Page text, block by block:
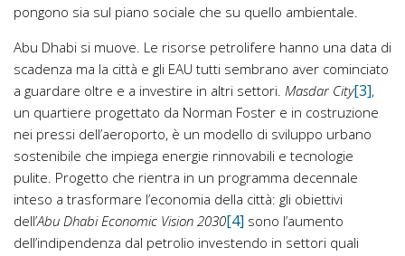
pongono sia sul piano sociale che su quello ambientale.
Abu Dhabi si muove. Le risorse petrolifere hanno una data di
scadenza ma la città e gli EAU tutti sembrano aver cominciato
a guardare oltre e a investire in altri settori. Masdar City[3],
un quartiere progettato da Norman Foster e in costruzione
nei pressi dell’aeroporto, è un modello di sviluppo urbano
sostenibile che impiega energie rinnovabili e tecnologie
pulite. Progetto che rientra in un programma decennale
inteso a trasformare l’economia della città: gli obiettivi
dell’Abu Dhabi Economic Vision 2030[4] sono l’aumento
dell’indipendenza dal petrolio investendo in settori quali